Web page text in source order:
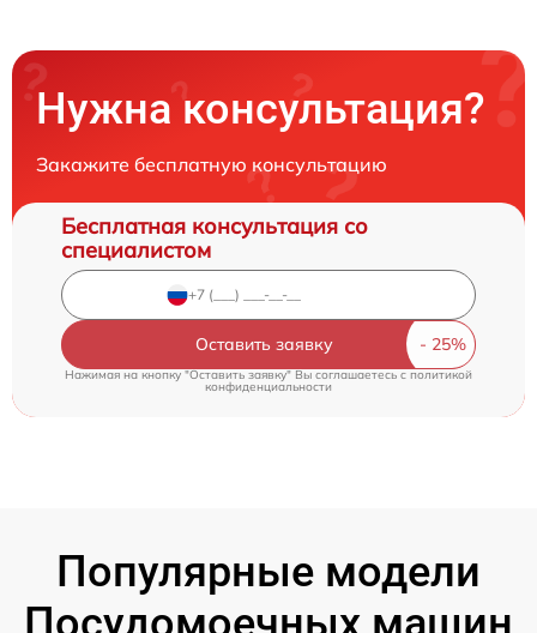
Нужна консультация?
Закажите бесплатную консультацию
Бесплатная консультация со
специалистом
Оставить заявку
Нажимая на кнопку "Оставить заявку" Вы соглашаетесь cполитикой
конфиденциальности
Популярные модели